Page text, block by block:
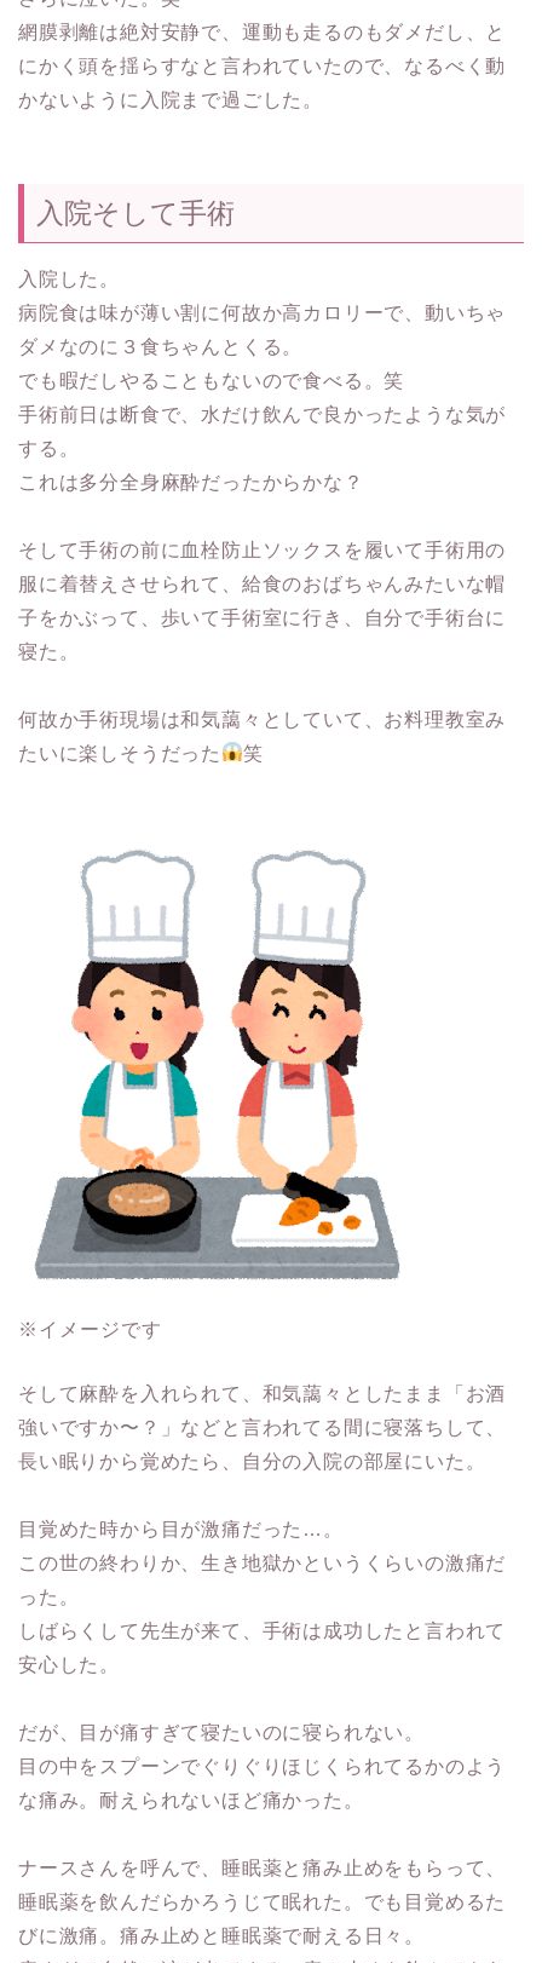
網膜剥離は絶対安静で、運動も走るのもダメだし、と
にかく頭を揺らすなと言われていたので、なるべく動
かないように入院まで過ごした。
入院そして手術
入院した。
病院食は味が薄い割に何故か高カロリーで、動いちゃ
ダメなのに３食ちゃんとくる。
でも暇だしやることもないので食べる。笑
手術前日は断食で、水だけ飲んで良かったような気が
する。
これは多分全身麻酔だったからかな？
そして手術の前に血栓防止ソックスを履いて手術用の
服に着替えさせられて、給食のおばちゃんみたいな帽
子をかぶって、歩いて手術室に行き、自分で手術台に
寝た。
何故か手術現場は和気藹々としていて、お料理教室み
たいに楽しそうだった
笑
※イメージです
そして麻酔を入れられて、和気藹々としたまま「お酒
強いですか〜？」などと言われてる間に寝落ちして、
長い眠りから覚めたら、自分の入院の部屋にいた。
目覚めた時から目が激痛だった…。
この世の終わりか、生き地獄かというくらいの激痛だ
った。
しばらくして先生が来て、手術は成功したと言われて
安心した。
だが、目が痛すぎて寝たいのに寝られない。
目の中をスプーンでぐりぐりほじくられてるかのよう
な痛み。耐えられないほど痛かった。
ナースさんを呼んで、睡眠薬と痛み止めをもらって、
睡眠薬を飲んだらかろうじて眠れた。でも目覚めるた
びに激痛。痛み止めと睡眠薬で耐える日々。